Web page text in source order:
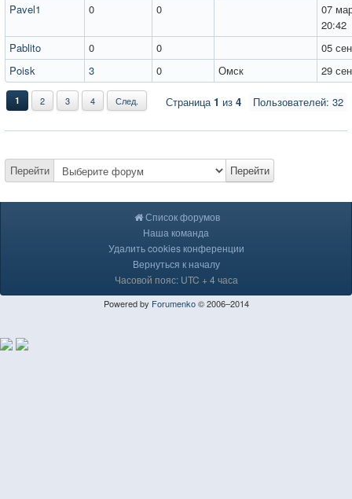
Pavel1
0 0
07
20:42
Pablito
0 0
05
Poisk
3 0 Омск 29
Пользователей: 32
1 2 3 4 След. Страница1 из 4
Перейти Перейти
Список форумов
Наша команда
Удалить cookies конференции
Вернуться к началу
Часовой пояс: UTC + 4 часа
Powered by Forumenko© 2006–2014